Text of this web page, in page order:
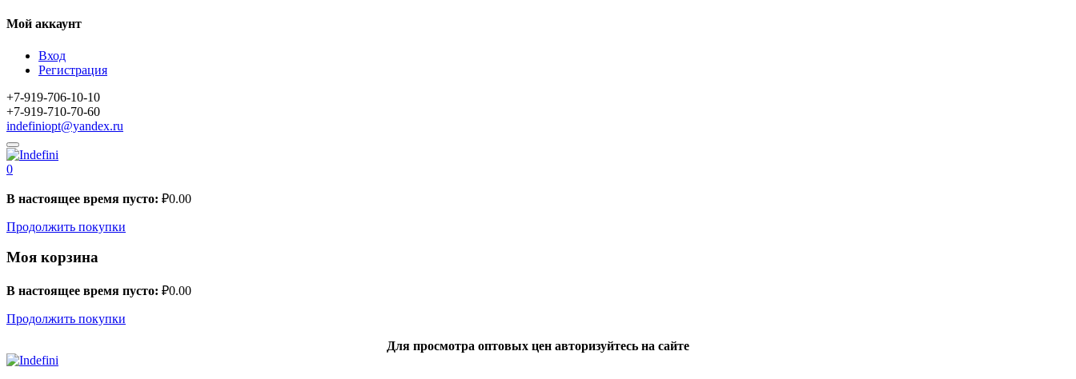
Мой аккаунт
Вход
Регистрация
+7-919-706-10-10
+7-919-710-70-60
indefiniopt@yandex.ru
0
В настоящее время пусто: ₽0.00
Продолжить покупки
Моя корзина
В настоящее время пусто: ₽0.00
Продолжить покупки
Для просмотра оптовых цен авторизуйтесь на сайте